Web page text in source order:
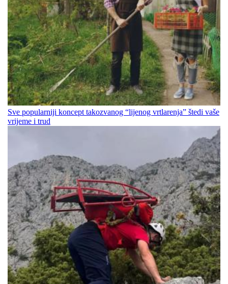
Sve popularniji koncept takozvanog “lijenog vrtlarenja” štedi vaše
vrijeme i trud